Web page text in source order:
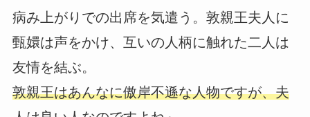
病み上がりでの出席を気遣う。敦親王夫人に
甄嬛は声をかけ、互いの人柄に触れた二人は
友情を結ぶ。
敦親王はあんなに傲岸不遜な人物ですが、夫